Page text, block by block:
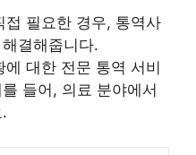
접 필요한 경우, 통역사
결해줍니다.
에 대한 전문 통역 서비
들어, 의료 분야에서